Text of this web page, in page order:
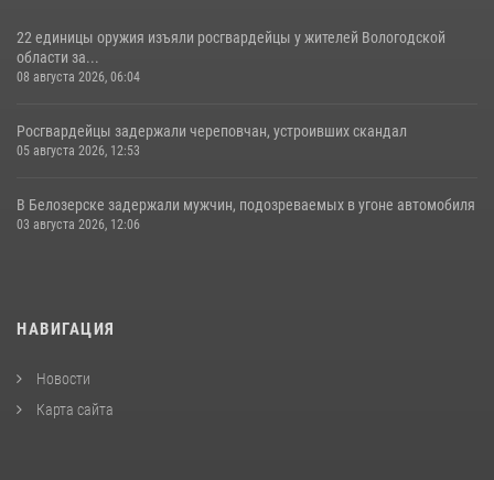
22 единицы оружия изъяли росгвардейцы у жителей Вологодской
области за...
08 августа 2026, 06:04
Росгвардейцы задержали череповчан, устроивших скандал
05 августа 2026, 12:53
В Белозерске задержали мужчин, подозреваемых в угоне автомобиля
03 августа 2026, 12:06
НАВИГАЦИЯ
Новости
Карта сайта